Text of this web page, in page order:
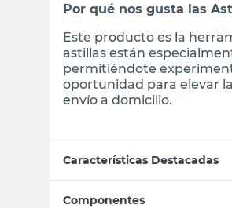
Por qué nos gusta las
Este producto es la
astillas están
permitiéndote
oportunidad para elevar
envío a domicilio.
Características Destacadas
Componentes